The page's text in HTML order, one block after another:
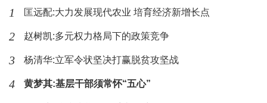
户、因村派人、脱贫成效“六个精准”，实施发展生产、
异地搬迁、生态补偿、发展教育、社会保障兜底“五个一
批”，带领我们成功地走出了一条中国特色减贫之路，成
1 匡远配:大力发展现代农业 培育经济新增长点
2 赵树凯:多元权力格局下的政策竞争
3 杨清华:立军令状坚决打赢脱贫攻坚战
4 黄梦其:基层干部须常怀“五心”